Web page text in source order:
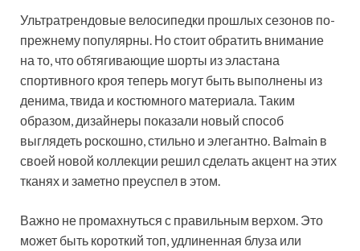
Ультратрендовые велосипедки прошлых сезонов по-
прежнему популярны. Но стоит обратить внимание
на то, что обтягивающие шорты из эластана
спортивного кроя теперь могут быть выполнены из
денима, твида и костюмного материала. Таким
образом, дизайнеры показали новый способ
выглядеть роскошно, стильно и элегантно. Balmain в
своей новой коллекции решил сделать акцент на этих
тканях и заметно преуспел в этом.
Важно не промахнуться с правильным верхом. Это
может быть короткий топ, удлиненная блуза или